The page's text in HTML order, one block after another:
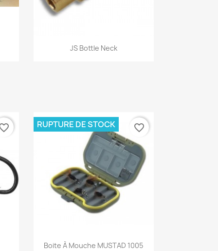
Aperçu rapide
JS Bottle Neck
Aperçu rapide
Boite À Mouche MUSTAD 1005
RUPTURE DE STOCK favorite_border